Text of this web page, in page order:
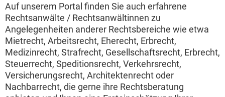
Auf unserem Portal finden Sie auch erfahrene
Rechtsanwälte / Rechtsanwältinnen zu
Angelegenheiten anderer Rechtsbereiche wie etwa
Mietrecht, Arbeitsrecht, Eherecht, Erbrecht,
Medizinrecht, Strafrecht, Gesellschaftsrecht, Erbrecht,
Steuerrecht, Speditionsrecht, Verkehrsrecht,
Versicherungsrecht, Architektenrecht oder
Nachbarrecht, die gerne ihre Rechtsberatung